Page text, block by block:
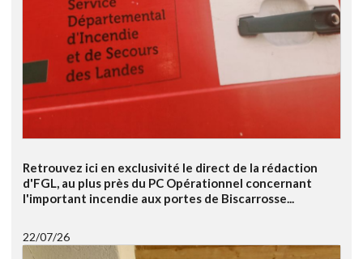
Retrouvez ici en exclusivité le direct de la rédaction
d'FGL, au plus près du PC Opérationnel concernant
l'important incendie aux portes de Biscarrosse...
22/07/26